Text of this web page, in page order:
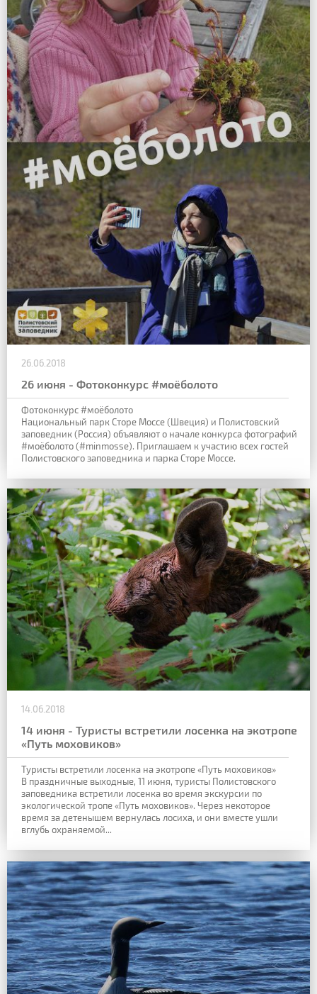
26.06.2018
26 июня - Фотоконкурс #моёболото
Фотоконкурс #моёболото
Национальный парк Сторе Моссе (Швеция) и Полистовский
заповедник (Россия) объявляют о начале конкурса фотографий
#моёболото (#minmosse). Приглашаем к участию всех гостей
Полистовского заповедника и парка Сторе Моссе.
14.06.2018
14 июня - Туристы встретили лосенка на экотропе
«Путь моховиков»
Туристы встретили лосенка на экотропе «Путь моховиков»
В праздничные выходные, 11 июня, туристы Полистовского
заповедника встретили лосенка во время экскурсии по
экологической тропе «Путь моховиков». Через некоторое
время за детенышем вернулась лосиха, и они вместе ушли
вглубь охраняемой...